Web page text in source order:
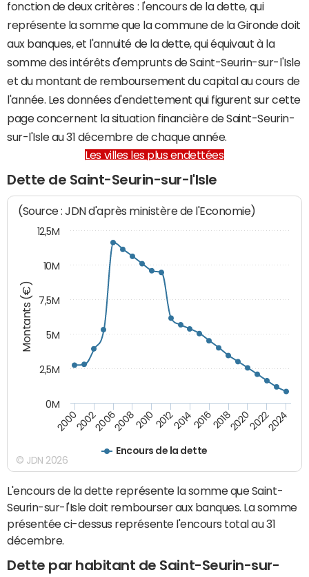
fonction de deux critères : l'encours de la dette, qui
représente la somme que la commune de la Gironde doit
aux banques, et l'annuité de la dette, qui équivaut à la
somme des intérêts d'emprunts de Saint-Seurin-sur-l'Isle
et du montant de remboursement du capital au cours de
l'année. Les données d'endettement qui figurent sur cette
page concernent la situation financière de Saint-Seurin-
sur-l'Isle au 31 décembre de chaque année.
Les villes les plus endettées
Dette de Saint-Seurin-sur-l'Isle
Montants (€)
(Source : JDN d'après ministère de l'Economie)
Encours de la dette
200020022006200820102012201420162018202020222024
0M
2,5M
5M
7,5M
10M
12,5M
© JDN 2026
L'encours de la dette représente la somme que Saint-
Seurin-sur-l'Isle doit rembourser aux banques. La somme
présentée ci-dessus représente l'encours total au 31
décembre.
Dette par habitant de Saint-Seurin-sur-